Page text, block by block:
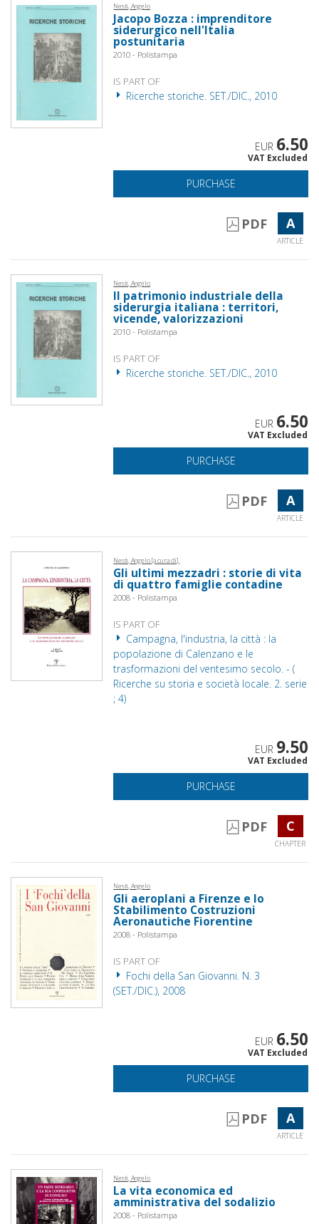
Nesti, Angelo
Jacopo Bozza : imprenditore
siderurgico nell'Italia
postunitaria
2010 - Polistampa
IS PART OF
Ricerche storiche. SET./DIC., 2010
EUR 6.50
VAT Excluded
PURCHASE
PDF A
ARTICLE
Nesti, Angelo
Il patrimonio industriale della
siderurgia italiana : territori,
vicende, valorizzazioni
2010 - Polistampa
IS PART OF
Ricerche storiche. SET./DIC., 2010
EUR 6.50
VAT Excluded
PURCHASE
PDF A
ARTICLE
Nesti, Angelo [a cura di].
Gli ultimi mezzadri : storie di vita
di quattro famiglie contadine
2008 - Polistampa
IS PART OF
Campagna, l'industria, la città : la
popolazione di Calenzano e le
trasformazioni del ventesimo secolo. - (
Ricerche su storia e società locale. 2. serie
; 4)
EUR 9.50
VAT Excluded
PURCHASE
PDF C
CHAPTER
Nesti, Angelo
Gli aeroplani a Firenze e lo
Stabilimento Costruzioni
Aeronautiche Fiorentine
2008 - Polistampa
IS PART OF
Fochi della San Giovanni. N. 3
(SET./DIC.), 2008
EUR 6.50
VAT Excluded
PURCHASE
PDF A
ARTICLE
Nesti, Angelo
La vita economica ed
amministrativa del sodalizio
2008 - Polistampa